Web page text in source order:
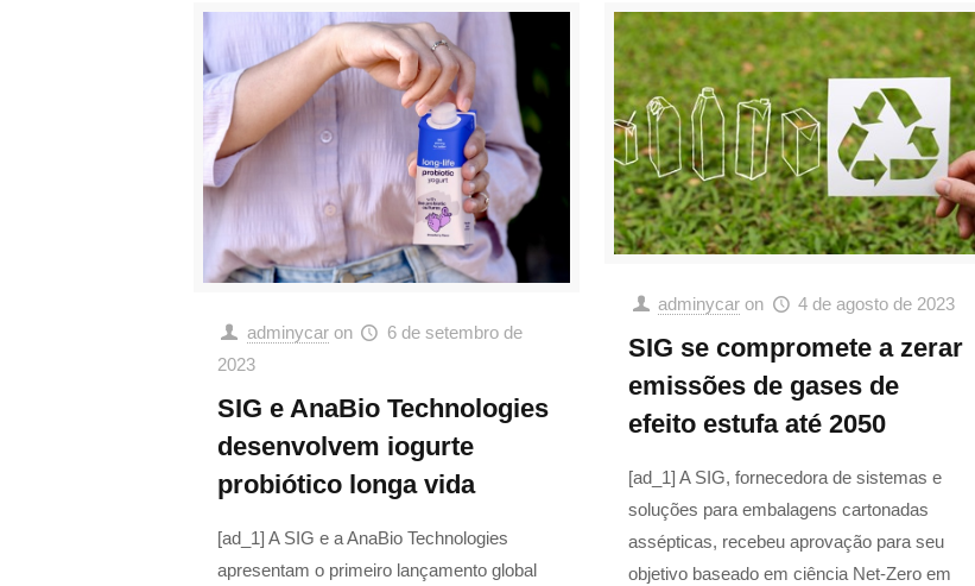
adminycar on
6 de setembro de
2023
SIG e AnaBio Technologies
desenvolvem iogurte
probiótico longa vida
[ad_1] A SIG e a AnaBio Technologies
apresentam o primeiro lançamento global
adminycar on 4 de agosto de 2023
SIG se compromete a zerar
emissões de gases de
efeito estufa até 2050
[ad_1] A SIG, fornecedora de sistemas e
soluções para embalagens cartonadas
assépticas, recebeu aprovação para seu
objetivo baseado em ciência Net-Zero em